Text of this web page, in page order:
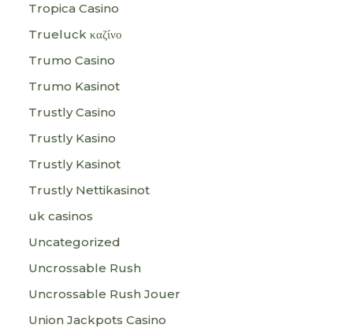
Tropica Casino
Trueluck καζίνο
Trumo Casino
Trumo Kasinot
Trustly Casino
Trustly Kasino
Trustly Kasinot
Trustly Nettikasinot
uk casinos
Uncategorized
Uncrossable Rush
Uncrossable Rush Jouer
Union Jackpots Casino